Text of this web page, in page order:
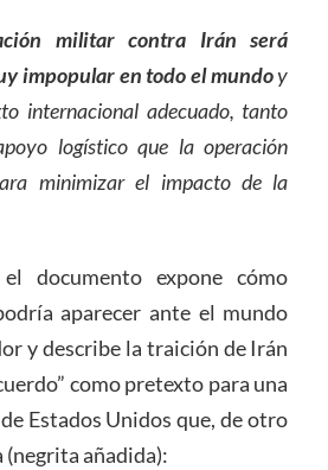
militar contra Irán será
impopular en todo el mundoy
internacional adecuado, tanto
logístico que la operación
minimizar el impacto de la
documento expone cómo
aparecer ante el mundo
y describe la traición de Irán
como pretexto para una
Estados Unidos que, de otro
(negrita añadida):